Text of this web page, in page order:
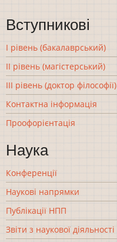
Вступникові
І рівень (бакалаврський)
ІІ рівень (магістерський)
ІІІ рівень (доктор
Контактна інформація
Проофорієнтація
Наука
Конференції
Наукові напрямки
Публікації НПП
Звіти з наукової діяльності